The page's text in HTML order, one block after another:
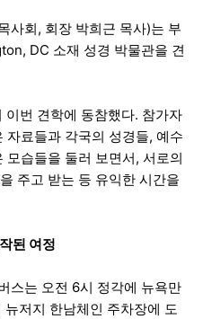
사회, 회장 박희근 목사)는 부
DC 소재 성경 박물관을 견
번 견학에 동참했다. 참가자
자료들과 각국의 성경들, 예수
습들을 둘러 보면서, 서로의
주고 받는 등 유익한 시간을
된 여정
스는 오전 6시 정각에 뉴욕만
저지 한남체인 주차장에 도